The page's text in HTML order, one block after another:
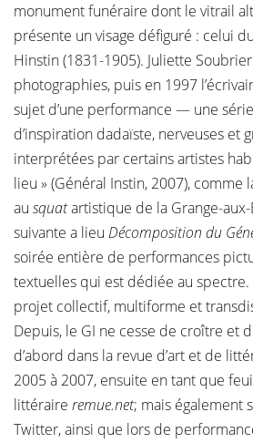
monument funéraire dont le vitrail
présente un visage défiguré : celui
Hinstin (1831-1905). Juliette
photographies, puis en 1997
sujet d’une performance — une
d’inspiration dadaïste, nerveuses et
interprétées par certains artistes
lieu » (Général Instin, 2007),
au squatartistique de la Grange-aux-
suivante a lieu Décomposition du
soirée entière de performances
textuelles qui est dédiée au spectre.
projet collectif, multiforme et
Depuis, le GI ne cesse de croître et
d’abord dans la revue d’art et de
2005 à 2007, ensuite en tant que
littéraire remue.net; mais également
Twitter, ainsi que lors de